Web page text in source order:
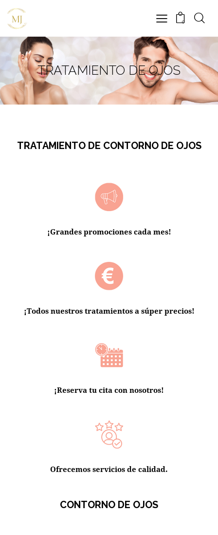
0
TRATAMIENTO DE OJOS
TRATAMIENTO DE CONTORNO DE OJOS
¡Grandes promociones cada mes!
¡Todos nuestros tratamientos a súper precios!
¡Reserva tu cita con nosotros!
Ofrecemos servicios de calidad.
CONTORNO DE OJOS